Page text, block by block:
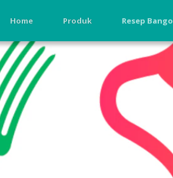
Home Produk Resep Bango